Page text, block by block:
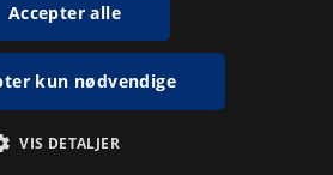
Accepter alle
kun nødvendige
VIS DETALJER